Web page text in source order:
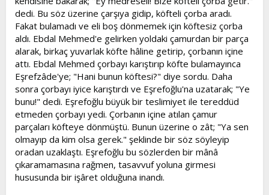
dedi. Bu söz üzerine çarşıya gidip, köfteli çorba aradı.
Fakat bulamadı ve eli boş dönmemek için köftesiz çorba
aldı. Ebdal Mehmed'e gelirken yoldaki çamurdan bir parça
alarak, birkaç yuvarlak köfte hâline getirip, çorbanın içine
attı. Ebdal Mehmed çorbayı karıştırıp köfte bulamayınca
Eşrefzâde'ye; "Hani bunun köftesi?" diye sordu. Daha
sonra çorbayı iyice karıştırdı ve Eşrefoğlu'na uzatarak; "Ye
bunu!" dedi. Eşrefoğlu büyük bir teslimiyet ile tereddüd
etmeden çorbayı yedi. Çorbanın içine atılan çamur
parçaları köfteye dönmüştü. Bunun üzerine o zât; "Ya sen
olmayıp da kim olsa gerek." şeklinde bir söz söyleyip
oradan uzaklaştı. Eşrefoğlu bu sözlerden bir mânâ
çıkaramamasına rağmen, tasavvuf yoluna girmesi
hususunda bir işâret olduğuna inandı.